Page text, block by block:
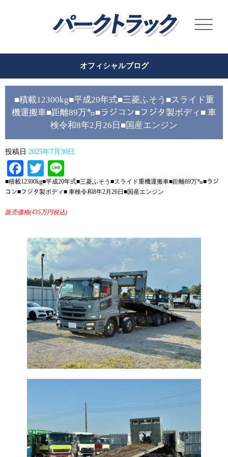
オフィシャルブログ
■積載12300kg■平成20年式■三菱ふそう■スライド重
機運搬車■距離89万㌔■ラジコン■フジタ製ボディ■ 車
検令和8年2月26日■国産エンジン
投稿日 2025年7月30日
Facebook
Twitter
■積載12300kg■平成20年式■三菱ふそう■スライド重機運搬車■距離89万㌔■ラジ
コン■フジタ製ボディ■ 車検令和8年2月26日■国産エンジン
販売価格(435万円税込)